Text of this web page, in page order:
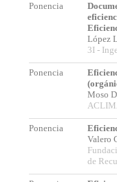
Ponencia
López
3I -
Ponencia
Moso
Ponencia
Valero
de